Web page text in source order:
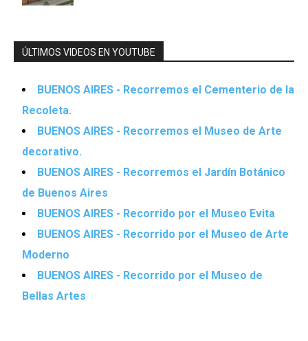
ÚLTIMOS VIDEOS EN YOUTUBE
BUENOS AIRES - Recorremos el Cementerio de la
Recoleta.
BUENOS AIRES - Recorremos el Museo de Arte
decorativo.
BUENOS AIRES - Recorremos el Jardín Botánico
de Buenos Aires
BUENOS AIRES - Recorrido por el Museo Evita
BUENOS AIRES - Recorrido por el Museo de Arte
Moderno
BUENOS AIRES - Recorrido por el Museo de
Bellas Artes